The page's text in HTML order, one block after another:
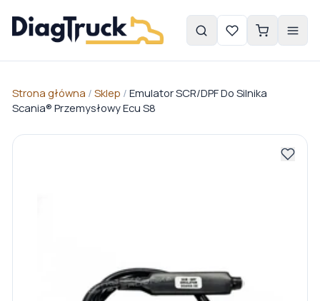
Strona główna / Sklep / Emulator SCR/DPF Do Silnika
Scania® Przemysłowy Ecu S8